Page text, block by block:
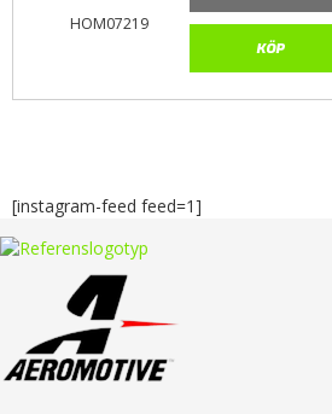
HOM07219
KÖP
[instagram-feed feed=1]